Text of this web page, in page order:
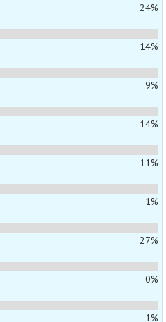
24%
14%
9%
14%
11%
1%
27%
0%
1%